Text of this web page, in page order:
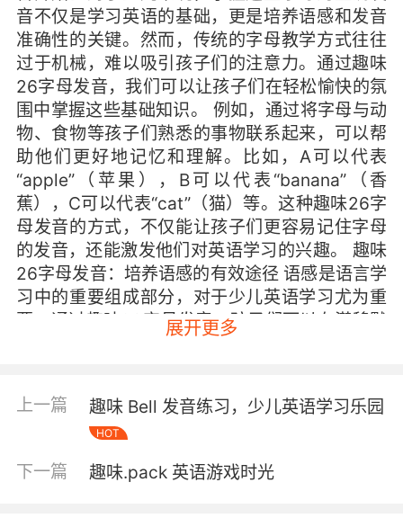
音不仅是学习英语的基础，更是培养语感和发音
准确性的关键。然而，传统的字母教学方式往往
过于机械，难以吸引孩子们的注意力。通过趣味
26字母发音，我们可以让孩子们在轻松愉快的氛
围中掌握这些基础知识。 例如，通过将字母与动
物、食物等孩子们熟悉的事物联系起来，可以帮
助他们更好地记忆和理解。比如，A可以代表
“apple”（苹果），B可以代表“banana”（香
蕉），C可以代表“cat”（猫）等。这种趣味26字
母发音的方式，不仅能让孩子们更容易记住字母
的发音，还能激发他们对英语学习的兴趣。 趣味
26字母发音：培养语感的有效途径 语感是语言学
习中的重要组成部分，对于少儿英语学习尤为重
要。通过趣味26字母发音，孩子们可以在潜移默
化中培养出良好的语感。例如，通过朗读字母
中掌握字母的发音规律，进而提高他们的听说能
力。 此外，通过模仿和重复，孩子们可以逐渐掌
握英语的语音语调，这对于他们未来的英语学习
将大有裨益。研究表明，早期的语音训练能够显
著提高孩子的语言能力，因此，趣味26字母发音
展开更多
上一篇 趣味 Bell 发音练习，少儿英语学习乐园
HOT
下一篇 趣味.pack 英语游戏时光